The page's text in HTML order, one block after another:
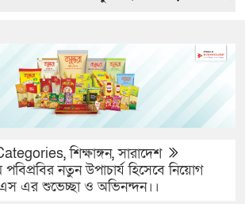
,শিক্ষাঙ্গন,সারাদেশ
নতুন উপাচার্য হিসেবে নিয়োগ
এর শুভেচ্ছা ও অভিনন্দন।।